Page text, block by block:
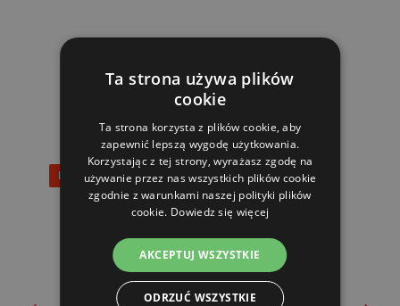
PRODUKTY POWIĄZANE
Rabat 25%
Ta strona używa plików
cookie
Ta strona korzysta z plików cookie, aby
zapewnić lepszą wygodę użytkowania.
Korzystając z tej strony, wyrażasz zgodę na
używanie przez nas wszystkich plików cookie
zgodnie z warunkami naszej polityki plików
cookie. Dowiedz się więcej
AKCEPTUJ WSZYSTKIE
ODRZUĆ WSZYSTKIE